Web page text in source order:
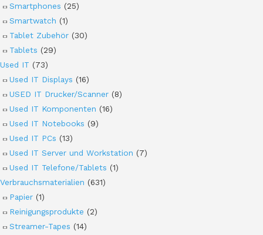
Smartphones (25)
Smartwatch (1)
Tablet Zubehör (30)
Tablets (29)
Used IT (73)
Used IT Displays (16)
USED IT Drucker/Scanner (8)
Used IT Komponenten (16)
Used IT Notebooks (9)
Used IT PCs (13)
Used IT Server und Workstation (7)
Used IT Telefone/Tablets (1)
Verbrauchsmaterialien (631)
Papier (1)
Reinigungsprodukte (2)
Streamer-Tapes (14)